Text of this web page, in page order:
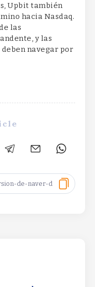
Upbit también
hacia Nasdaq.
las
y las
navegar por
Dimmed by AI
Earnings: Strong
AI Spending